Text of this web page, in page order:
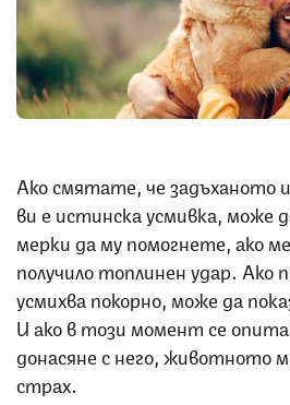
Ако смятате, че задъханото
ви е истинска усмивка, може
мерки да му помогнете, ако
получило топлинен удар. Ако
усмихва покорно, може да
И ако в този момент се
донасяне с него, животното
страх.